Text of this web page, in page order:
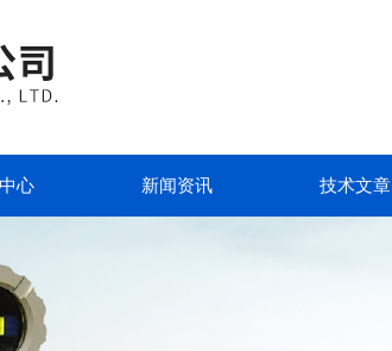
心 新闻资讯 技术文章